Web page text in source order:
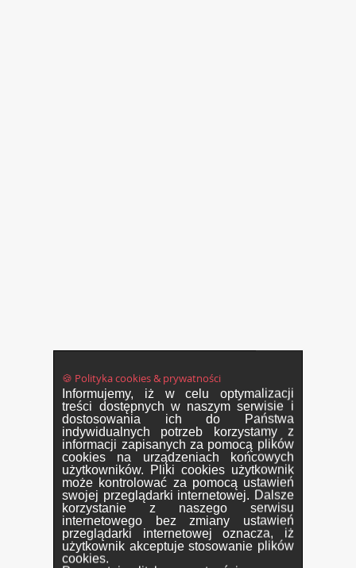
🍪 Polityka cookies & prywatności
Informujemy, iż w celu optymalizacji
treści dostępnych w naszym serwisie i
dostosowania ich do Państwa
indywidualnych potrzeb korzystamy z
informacji zapisanych za pomocą plików
cookies na urządzeniach końcowych
użytkowników. Pliki cookies użytkownik
może kontrolować za pomocą ustawień
swojej przeglądarki internetowej. Dalsze
korzystanie z naszego serwisu
internetowego bez zmiany ustawień
przeglądarki internetowej oznacza, iż
użytkownik akceptuje stosowanie plików
cookies.